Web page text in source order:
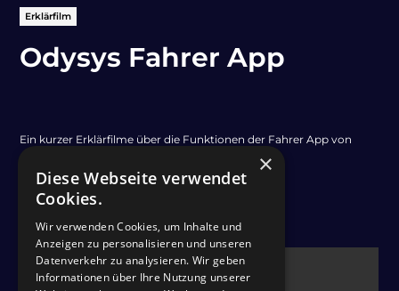
Erklärfilm
Odysys Fahrer App
Ein kurzer Erklärfilme über die Funktionen der Fahrer App von
×
Diese Webseite verwendet
Cookies.
Wir verwenden Cookies, um Inhalte und
Anzeigen zu personalisieren und unseren
Datenverkehr zu analysieren. Wir geben
Informationen über Ihre Nutzung unserer